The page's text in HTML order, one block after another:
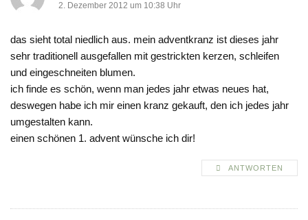
2. Dezember 2012 um 10:38 Uhr
das sieht total niedlich aus. mein adventkranz ist dieses jahr
sehr traditionell ausgefallen mit gestrickten kerzen, schleifen
und eingeschneiten blumen.
ich finde es schön, wenn man jedes jahr etwas neues hat,
deswegen habe ich mir einen kranz gekauft, den ich jedes jahr
umgestalten kann.
einen schönen 1. advent wünsche ich dir!
ANTWORTEN